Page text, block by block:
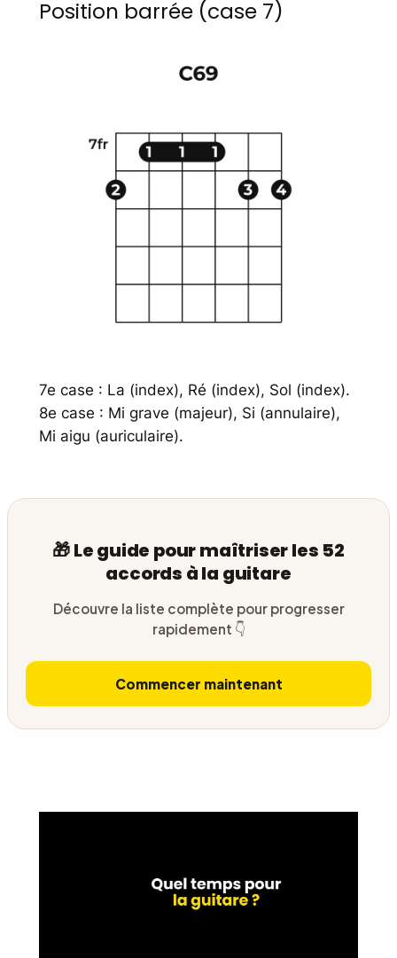
Position barrée (case 7)
7e case : La (index), Ré (index), Sol (index).
8e case : Mi grave (majeur), Si (annulaire),
Mi aigu (auriculaire).
🎁 Le guide pour maîtriser les 52
accords à la guitare
Découvre la liste complète pour progresser
rapidement 👇
Commencer maintenant